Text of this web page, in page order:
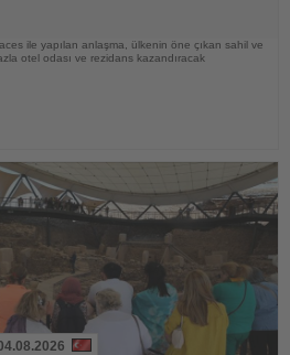
ile yapılan anlaşma, ülkenin öne çıkan sahil ve
otel odası ve rezidans kazandıracak